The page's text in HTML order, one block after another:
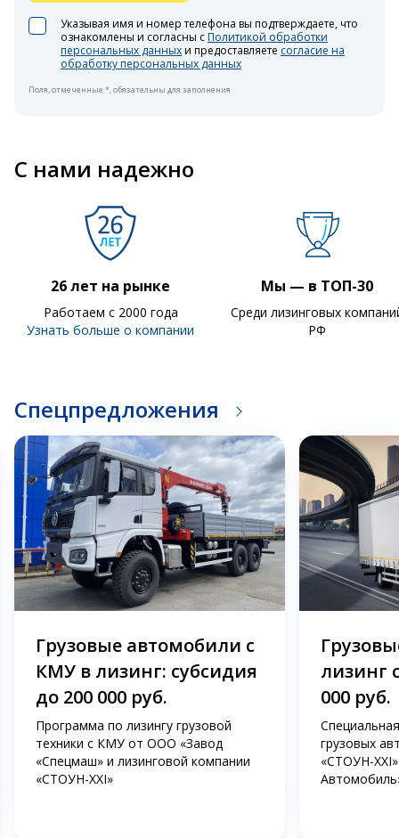
Указывая имя и номер телефона вы подтверждаете, что
ознакомлены и согласны с Политикой обработки
персональных данныхи предоставляете согласие на
обработку персональных данных
Поля, отмеченные *, обязательны для заполнения
С нами надежно
26 лет на рынке
Работаем с 2000 года
Узнать больше о компании
Мы — в ТОП-30
Среди лизинговых
РФ
Спецпредложения
Грузовые автомобили с
КМУ в лизинг: субсидия
до 200 000 руб.
Программа по лизингу грузовой
техники с КМУ от ООО «Завод
«Спецмаш» и лизинговой компании
«СТОУН-XXI»
лизинг
000 руб.
грузовых
«СТОУН-